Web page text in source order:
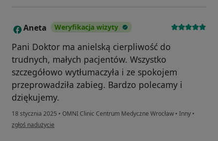
A Aneta Weryfikacja wizyty
Pani Doktor ma anielską cierpliwość do
trudnych, małych pacjentów. Wszystko
szczegółowo wytłumaczyła i ze spokojem
przeprowadziła zabieg. Bardzo polecamy i
dziękujemy.
18 stycznia 2025 • OMNI Clinic Centrum Medyczne Wrocław • Inny •
w opinii użytkownika Aneta
zgłoś nadużycie